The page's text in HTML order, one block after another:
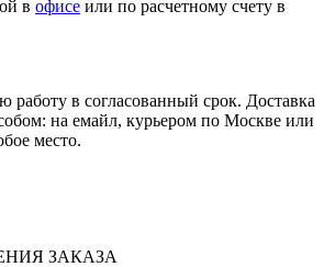
в офисе или по расчетному счету в
работу в согласованный срок. Доставка
на емайл, курьером по Москве или
место.
ЗАКАЗА